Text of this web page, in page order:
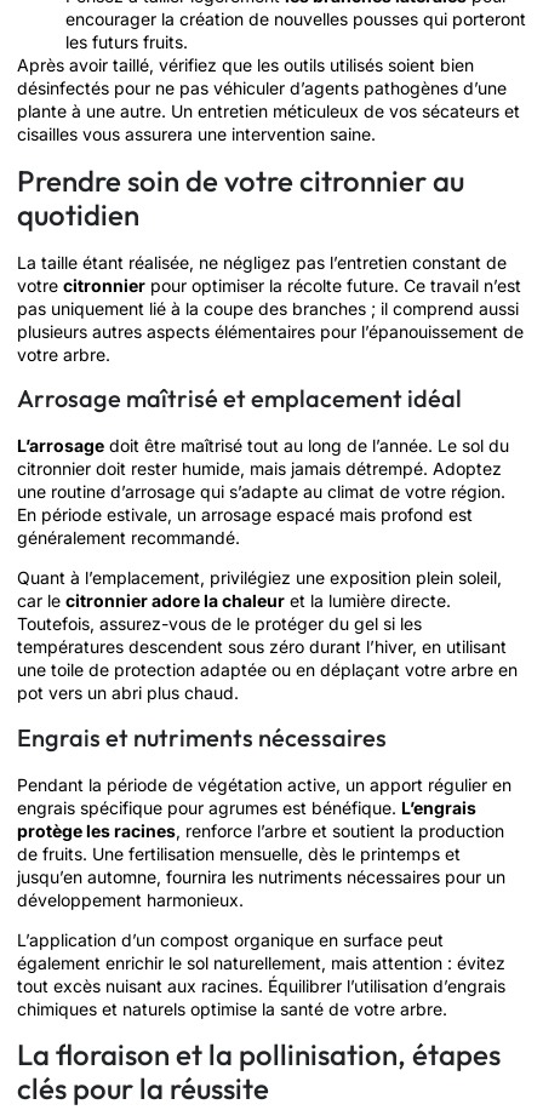
encourager la création de nouvelles pousses qui porteront
les futurs fruits.
Après avoir taillé, vérifiez que les outils utilisés soient bien
désinfectés pour ne pas véhiculer d’agents pathogènes d’une
plante à une autre. Un entretien méticuleux de vos sécateurs et
cisailles vous assurera une intervention saine.
Prendre soin de votre citronnier au
quotidien
La taille étant réalisée, ne négligez pas l’entretien constant de
votre citronnier pour optimiser la récolte future. Ce travail n’est
pas uniquement lié à la coupe des branches ; il comprend aussi
plusieurs autres aspects élémentaires pour l’épanouissement de
votre arbre.
Arrosage maîtrisé et emplacement idéal
L’arrosage doit être maîtrisé tout au long de l’année. Le sol du
citronnier doit rester humide, mais jamais détrempé. Adoptez
une routine d’arrosage qui s’adapte au climat de votre région.
En période estivale, un arrosage espacé mais profond est
généralement recommandé.
Quant à l’emplacement, privilégiez une exposition plein soleil,
car le citronnier adore la chaleur et la lumière directe.
Toutefois, assurez-vous de le protéger du gel si les
températures descendent sous zéro durant l’hiver, en utilisant
une toile de protection adaptée ou en déplaçant votre arbre en
pot vers un abri plus chaud.
Engrais et nutriments nécessaires
Pendant la période de végétation active, un apport régulier en
engrais spécifique pour agrumes est bénéfique. L’engrais
protège les racines, renforce l’arbre et soutient la production
de fruits. Une fertilisation mensuelle, dès le printemps et
jusqu’en automne, fournira les nutriments nécessaires pour un
développement harmonieux.
L’application d’un compost organique en surface peut
également enrichir le sol naturellement, mais attention : évitez
tout excès nuisant aux racines. Équilibrer l’utilisation d’engrais
chimiques et naturels optimise la santé de votre arbre.
La floraison et la pollinisation, étapes
clés pour la réussite